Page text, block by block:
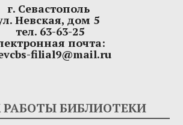
г. Севастополь
Невская, дом 5
тел. 63-63-25
почта:
filial9@mail.ru
РАБОТЫ БИБЛИОТЕКИ